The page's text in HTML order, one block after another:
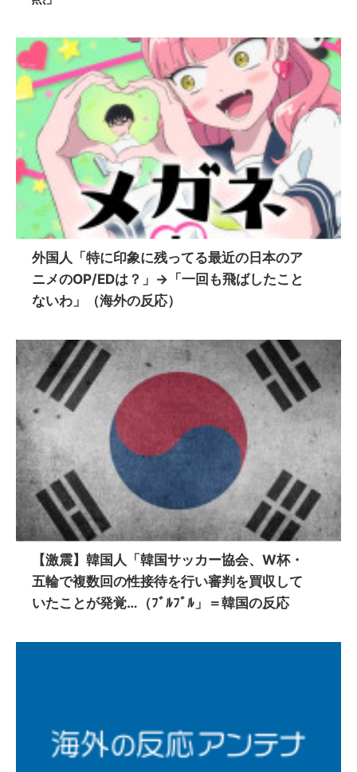
外国人「特に印象に残ってる最近の日本のア
ニメのOP/EDは？」→「一回も飛ばしたこと
ないわ」（海外の反応）
【激震】韓国人「韓国サッカー協会、W杯・
五輪で複数回の性接待を行い審判を買収して
いたことが発覚…（ﾌﾞﾙﾌﾞﾙ」＝韓国の反応